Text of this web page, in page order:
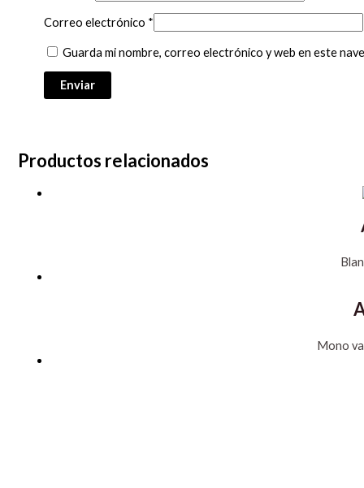
Correo electrónico *
Guarda mi nombre, correo electrónico y web en este
Productos relacionados
Mono